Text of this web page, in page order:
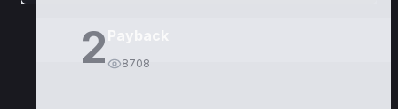
2 8708